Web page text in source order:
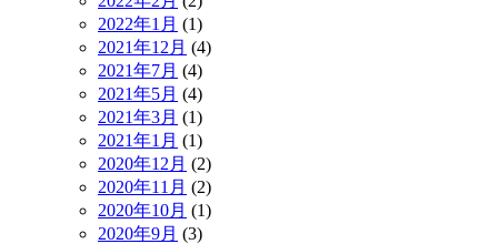
2022年1月 (1)
2021年12月 (4)
2021年7月 (4)
2021年5月 (4)
2021年3月 (1)
2021年1月 (1)
2020年12月 (2)
2020年11月 (2)
2020年10月 (1)
2020年9月 (3)